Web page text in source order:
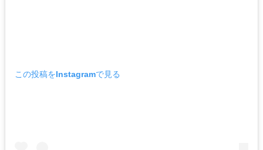
この投稿をInstagramで見る